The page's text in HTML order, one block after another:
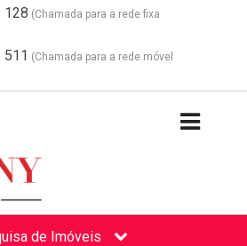
128 (Chamada para a rede fixa
511 (Chamada para a rede móvel
de Imóveis